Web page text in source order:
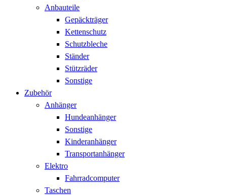
Anbauteile
Gepäckträger
Kettenschutz
Schutzbleche
Ständer
Stützräder
Sonstige
Zubehör
Anhänger
Hundeanhänger
Sonstige
Kinderanhänger
Transportanhänger
Elektro
Fahrradcomputer
Taschen